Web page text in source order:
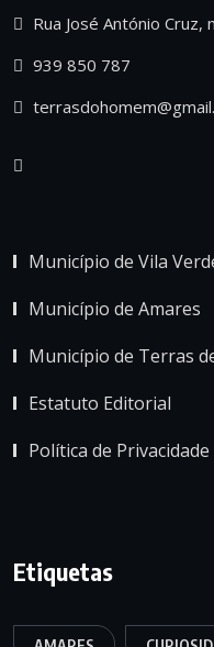
Rua José António Cruz,
939 850 787
Município de Vila
Município de Amares
Município de Terras
Estatuto Editorial
Política de Privacidade
Etiquetas